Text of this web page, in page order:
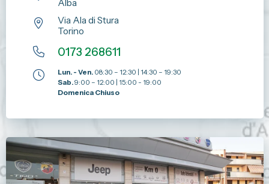
Alba
Via Ala di Stura
Torino
0173 268611
Lun. - Ven. 08:30 – 12:30 | 14:30 – 19:30
Sab.9:00 – 12:00 | 15:00 - 19:00
Domenica Chiuso